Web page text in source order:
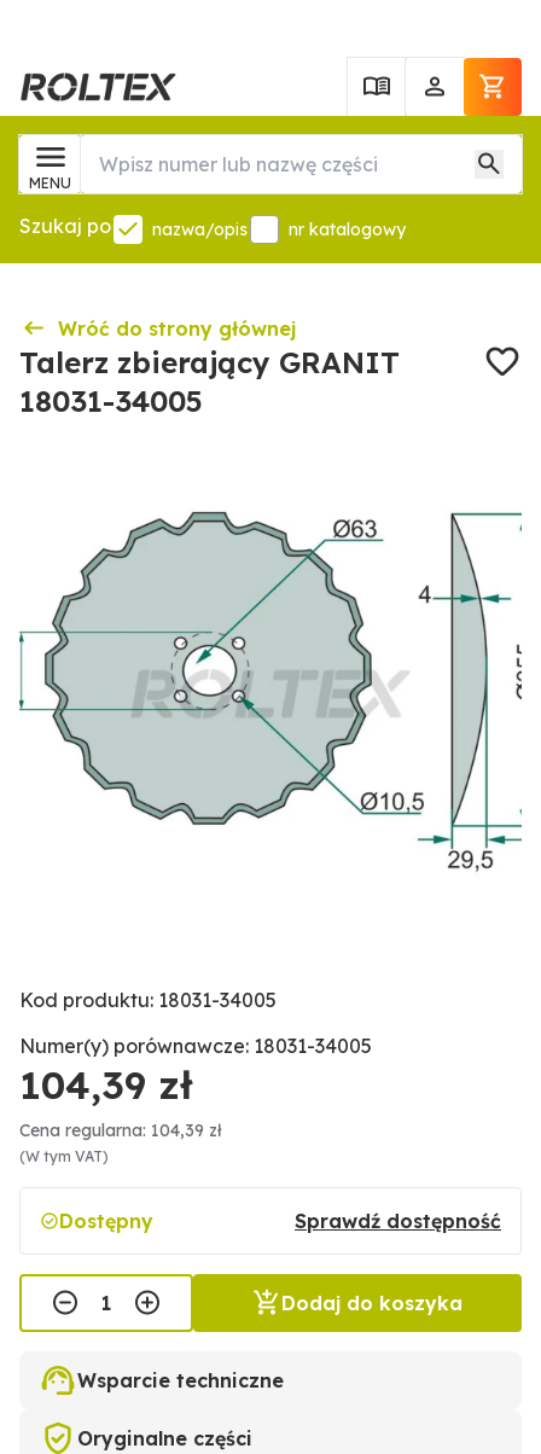
MENU
Szukaj po nazwa/opis nr katalogowy
Wróć do strony głównej
Talerz zbierający GRANIT
18031-34005
Kod produktu: 18031-34005
Numer(y) porównawcze: 18031-34005
104,39 zł
Cena regularna: 104,39 zł
(W tym VAT)
Dostępny Sprawdź dostępność
Dodaj do koszyka
Wsparcie techniczne
Oryginalne części